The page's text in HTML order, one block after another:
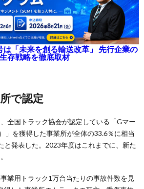
は「未来を創る輸送改革」 先行企業の
生存戦略を徹底取材
所で認定
全国トラック協会が認定している「Gマー
」を獲得した事業所が全体の33.6％に相当
と発表した。2023年度はこれまでに、新た
業用トラック1万台当たりの事故件数を見